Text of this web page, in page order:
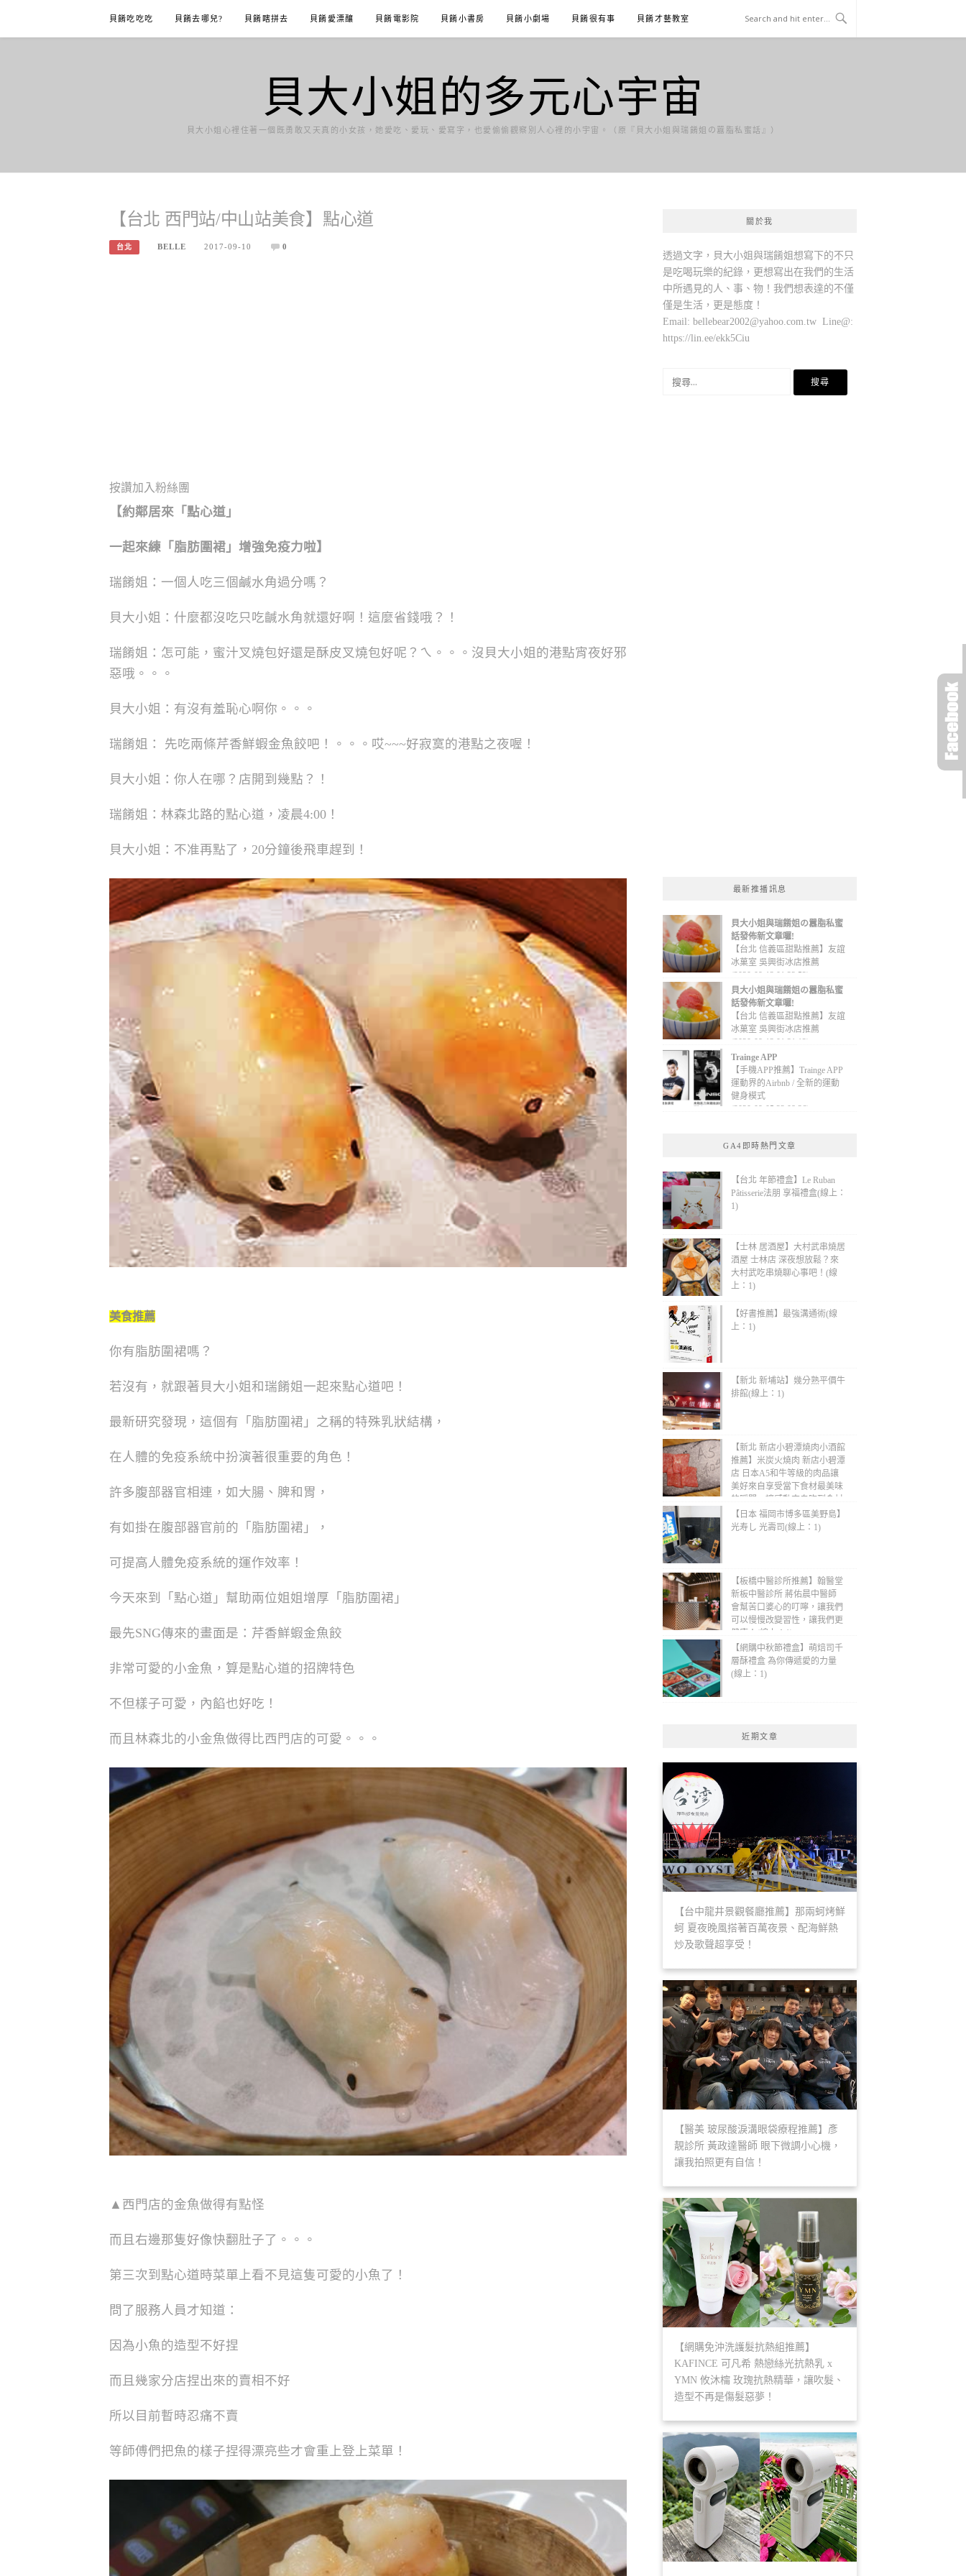
content
貝餚吃吃吃 貝餚去哪兒? 貝餚瞎拼去 貝餚愛漂釀 貝餚電影院 貝餚小書房 貝餚小劇場 貝餚很有事 貝餚才藝教室
貝大小姐的多元心宇宙
貝大小姐心裡住著一個既勇敢又天真的小女孩，她愛吃、愛玩、愛寫字，也愛偷偷觀察別人心裡的小宇宙。（原『貝大小姐與瑞餚姐の囂脂私蜜話』）
【台北 西門站/中山站美食】點心道
台北 BELLE 2017-09-10 0
按讚加入粉絲團
【約鄰居來「點心道」
一起來練「脂肪圍裙」增強免疫力啦】
瑞餚姐：一個人吃三個鹹水角過分嗎？
貝大小姐：什麼都沒吃只吃䶢水角就還好啊！這麼省錢哦？！
瑞餚姐：怎可能，蜜汁叉燒包好還是酥皮叉燒包好呢？ㄟ。。。沒貝大小姐的港點宵夜好邪
惡哦。。。
貝大小姐：有沒有羞恥心啊你。。。
瑞餚姐： 先吃兩條芹香鮮蝦金魚餃吧！。。。哎~~~好寂寞的港點之夜喔！
貝大小姐：你人在哪？店開到幾點？！
瑞餚姐：林森北路的點心道，凌晨4:00！
貝大小姐：不准再點了，20分鐘後飛車趕到！
美食推薦
你有脂肪圍裙嗎？
若沒有，就跟著貝大小姐和瑞餚姐一起來點心道吧！
最新研究發現，這個有「脂肪圍裙」之稱的特殊乳狀結構，
在人體的免疫系統中扮演著很重要的角色！
許多腹部器官相連，如大腸、脾和胃，
有如掛在腹部器官前的「脂肪圍裙」，
可提高人體免疫系統的運作效率！
今天來到「點心道」幫助兩位姐姐增厚「脂肪圍裙」
最先SNG傳來的畫面是：芹香鮮蝦金魚餃
非常可愛的小金魚，算是點心道的招牌特色
不但樣子可愛，內餡也好吃！
而且林森北的小金魚做得比西門店的可愛。。。
▲西門店的金魚做得有點怪
而且右邊那隻好像快翻肚子了。。。
第三次到點心道時菜單上看不見這隻可愛的小魚了！
問了服務人員才知道：
因為小魚的造型不好捏
而且幾家分店捏出來的賣相不好
所以目前暫時忍痛不賣
等師傅們把魚的樣子捏得漂亮些才會重上登上菜單！
關於我
透過文字，貝大小姐與瑞餚姐想寫下的不只
是吃喝玩樂的紀錄，更想寫出在我們的生活
中所遇見的人、事、物！我們想表達的不僅
僅是生活，更是態度！
Email: bellebear2002@yahoo.com.tw Line@:
https://lin.ee/ekk5Ciu
最新推播訊息
貝大小姐與瑞餚姐の囂脂私蜜
話發佈新文章囉!
【台北 信義區甜點推薦】友誼
冰菓室 吳興街冰店推薦
(2020-09-13 01:32:52)
貝大小姐與瑞餚姐の囂脂私蜜
話發佈新文章囉!
【台北 信義區甜點推薦】友誼
冰菓室 吳興街冰店推薦
(2020-09-13 01:31:12)
Trainge APP
【手機APP推薦】Trainge APP
運動界的Airbnb / 全新的運動
健身模式
(2020-09-05 22:08:36)
GA4即時熱門文章
【台北 年節禮盒】Le Ruban
Pâtisserie法朋 享福禮盒(線上：
1)
【士林 居酒屋】大村武串燒居
酒屋 士林店 深夜想放鬆？來
大村武吃串燒聊心事吧！(線
上：1)
【好書推薦】最強溝通術(線
上：1)
【新北 新埔站】幾分熟平價牛
排館(線上：1)
【新北 新店小碧潭燒肉小酒館
推薦】米炭火燒肉 新店小碧潭
店 日本A5和牛等級的肉品讓
美好來自享受當下食材最美味
的瞬間，讓感動來自吃到食材
最原始的風味！(線上：1)
【日本 福岡市博多區美野島】
光寿し 光壽司(線上：1)
【板橋中醫診所推薦】翰醫堂
新板中醫診所 蔣佑晨中醫師
會幫苦口婆心的叮嚀，讓我們
可以慢慢改變習性，讓我們更
健康！(線上：1)
【網購中秋節禮盒】萌焙司千
層酥禮盒 為你傳遞愛的力量
(線上：1)
近期文章
【台中龍井景觀餐廳推薦】那兩蚵烤鮮
蚵 夏夜晚風搭著百萬夜景、配海鮮熱
炒及歌聲超享受！
【醫美 玻尿酸淚溝眼袋療程推薦】彥
靚診所 黃政達醫師 眼下微調小心機，
讓我拍照更有自信！
【網購免沖洗護髮抗熱組推薦】
KAFINCE 可凡希 熱戀絲光抗熱乳 x
YMN 攸沐橣 玫瑰抗熱精華，讓吹髮、
造型不再是傷髮惡夢！